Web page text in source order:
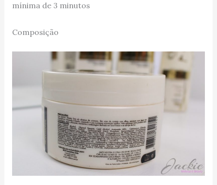
mínima de 3 minutos
Composição